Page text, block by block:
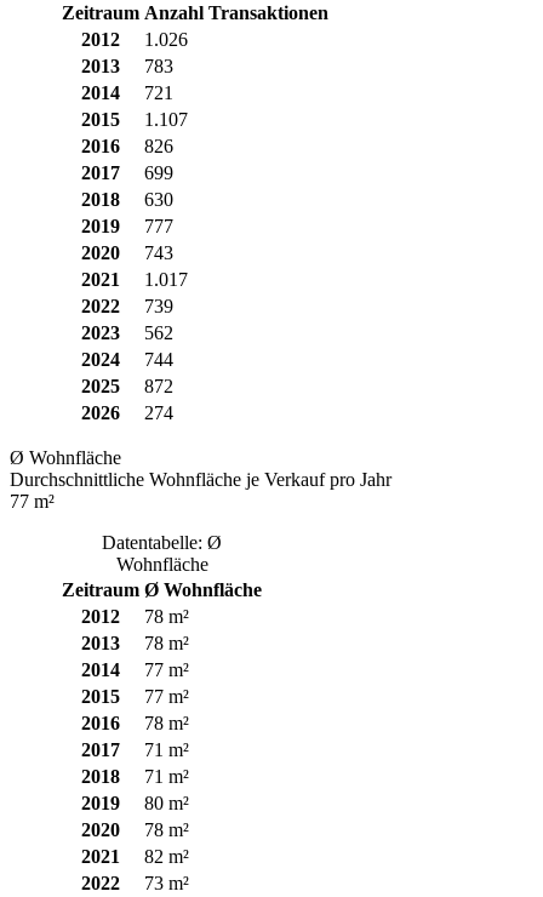
Zeitraum Anzahl Transaktionen
2012
1.026
2013
783
2014
721
2015
1.107
2016
826
2017
699
2018
630
2019
777
2020
743
2021
1.017
2022
739
2023
562
2024
744
2025
872
2026
274
Ø Wohnfläche
Durchschnittliche Wohnfläche je Verkauf pro Jahr
77 m²
Datentabelle: Ø
Wohnfläche
Zeitraum Ø Wohnfläche
2012
78 m²
2013
78 m²
2014
77 m²
2015
77 m²
2016
78 m²
2017
71 m²
2018
71 m²
2019
80 m²
2020
78 m²
2021
82 m²
2022
73 m²